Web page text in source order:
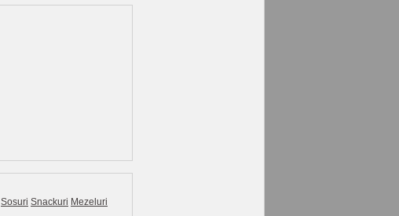
Sosuri Snackuri Mezeluri